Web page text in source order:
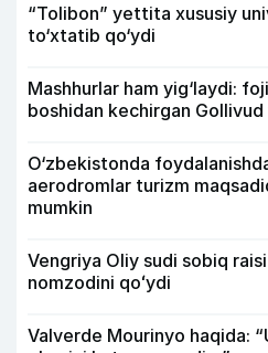
“Tolibon” yettita xususiy
to‘xtatib qo‘ydi
Mashhurlar ham yig‘laydi:
boshidan kechirgan
O‘zbekistonda
aerodromlar turizm
mumkin
Vengriya Oliy sudi sobiq
nomzodini qoʻydi
Valverde Mourinyo haqida: